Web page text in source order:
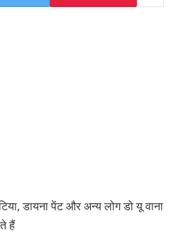
डायना पेंट और अन्य लोग डो यू वाना
हैं